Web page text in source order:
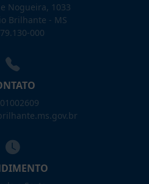
Nogueira, 1033
Brilhante - MS
000